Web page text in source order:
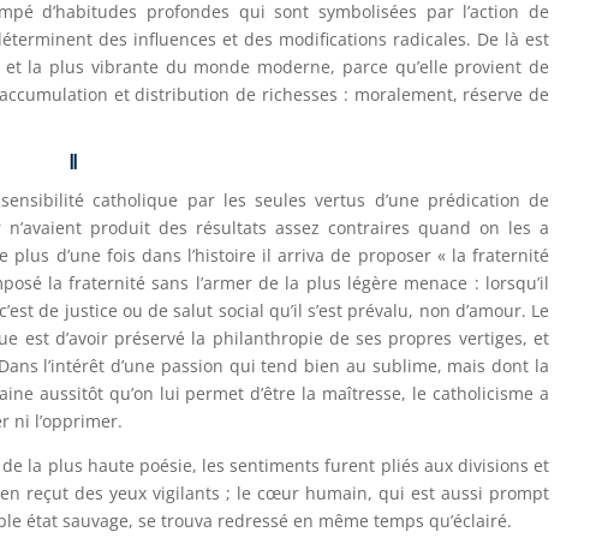
d’habitudes profondes qui sont symbolisées par l’action de
des influences et des modifications radicales. De là est
la plus vibrante du monde moderne, parce qu’elle provient de
et distribution de richesses : moralement, réserve de
II
catholique par les seules vertus d’une prédication de
produit des résultats assez contraires quand on les a
plus d’une fois dans l’histoire il arriva de proposer « la fraternité
la fraternité sans l’armer de la plus légère menace : lorsqu’il
de justice ou de salut social qu’il s’est prévalu, non d’amour. Le
est d’avoir préservé la philanthropie de ses propres vertiges, et
l’intérêt d’une passion qui tend bien au sublime, mais dont la
aussitôt qu’on lui permet d’être la maîtresse, le catholicisme a
ni l’opprimer.
la plus haute poésie, les sentiments furent pliés aux divisions et
reçut des yeux vigilants ; le cœur humain, qui est aussi prompt
état sauvage, se trouva redressé en même temps qu’éclairé.